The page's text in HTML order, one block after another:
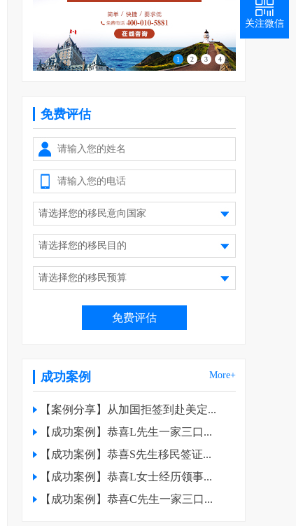
1 2 3 4
免费评估
成功案例 More+
【案例分享】从加国拒签到赴美定...
【成功案例】恭喜L先生一家三口...
【成功案例】恭喜S先生移民签证...
【成功案例】恭喜L女士经历领事...
【成功案例】恭喜C先生一家三口...
关注微信